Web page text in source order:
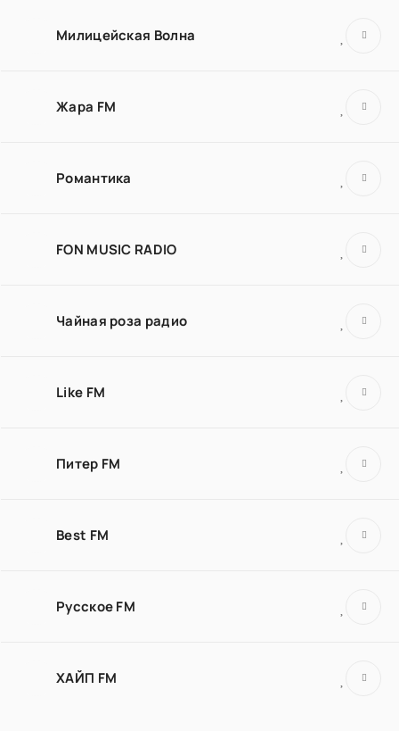
Милицейская Волна
Жара FM
Романтика
FON MUSIC RADIO
Чайная роза радио
Like FM
Питер FM
Best FM
Русское FM
ХАЙП FM